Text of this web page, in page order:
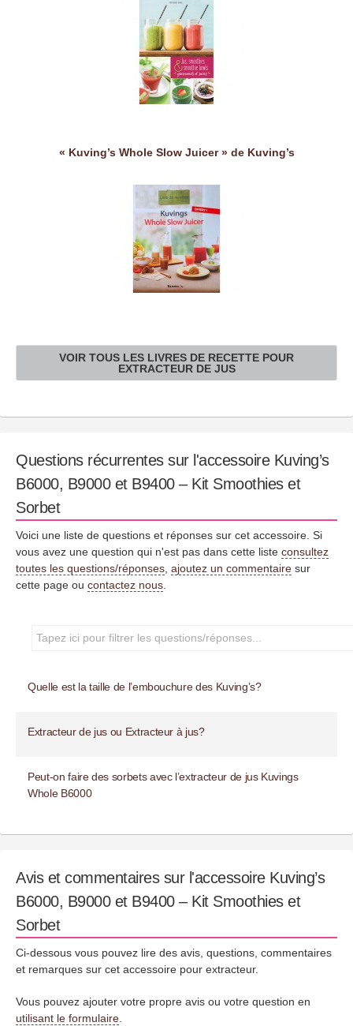
« Kuving’s Whole Slow Juicer » de Kuving’s
VOIR TOUS LES LIVRES DE RECETTE POUR
EXTRACTEUR DE JUS
Questions récurrentes sur l'accessoire Kuving’s
B6000, B9000 et B9400 – Kit Smoothies et
Sorbet
Voici une liste de questions et réponses sur cet accessoire. Si
vous avez une question qui n'est pas dans cette liste consultez
toutes les questions/réponses ajoutez un commentaire sur
cette page ou contactez nous
Quelle est la taille de l’embouchure des Kuving’s?
Extracteur de jus ou Extracteur à jus?
Peut-on faire des sorbets avec l’extracteur de jus Kuvings
Whole B6000
Avis et commentaires sur l'accessoire Kuving’s
B6000, B9000 et B9400 – Kit Smoothies et
Sorbet
Ci-dessous vous pouvez lire des avis, questions, commentaires
et remarques sur cet accessoire pour extracteur.
Vous pouvez ajouter votre propre avis ou votre question en
utilisant le formulaire